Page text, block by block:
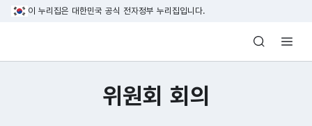
본문 바로가기
이 누리집은 대한민국 공식 전자정부 누리집입니다.
방송미디어통신위원회 Korea Media
위원회 회의